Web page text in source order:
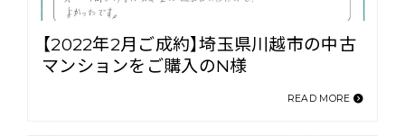
【2022年2月ご成約】埼玉県川越市の中古
マンションをご購入のN様
READ MORE